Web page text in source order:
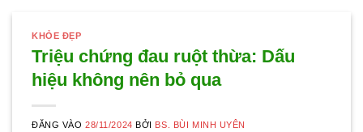
KHỎE ĐẸP
Triệu chứng đau ruột thừa: Dấu
hiệu không nên bỏ qua
ĐĂNG VÀO28/11/2024 BỞI BS. BÙI MINH UYÊN